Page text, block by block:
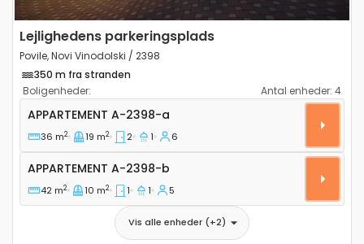
Lejlighedens parkeringsplads
Povile, Novi Vinodolski / 2398
350 m fra stranden
Boligenheder:
Antal enheder: 4
Toværelses lejlighed Povile, Novi Vinodolski A-2398-a
APPARTEMENT A-2398-a
36 m2 19 m2 2 1 6
Appartement A-2398-b
APPARTEMENT A-2398-b
42 m2 10 m2 1 1 5
Vis alle enheder (+2)